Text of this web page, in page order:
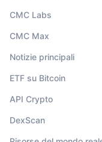
CMC Labs
CMC Max
Notizie principali
ETF su Bitcoin
API Crypto
DexScan